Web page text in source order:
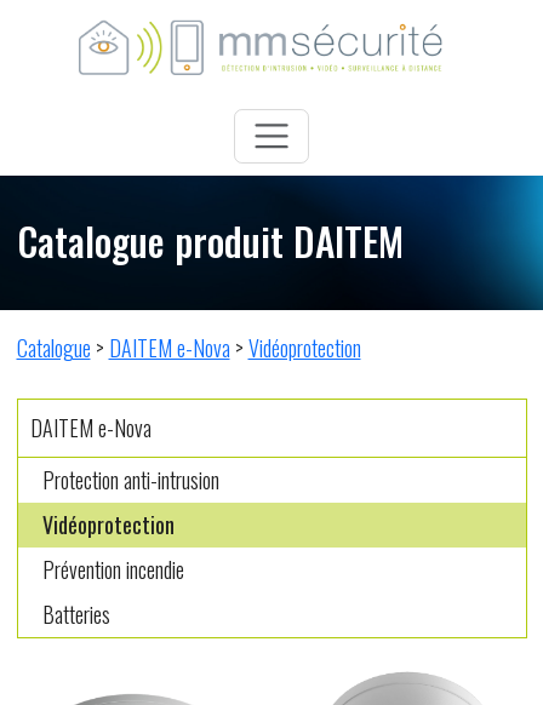
Catalogue produit DAITEM
Catalogue > DAITEM e-Nova >Vidéoprotection
DAITEM e-Nova
Protection anti-intrusion
Vidéoprotection
Prévention incendie
Batteries